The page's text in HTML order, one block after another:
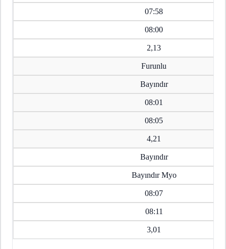
07:58
08:00
2,13
Furunlu
Bayındır
08:01
08:05
4,21
Bayındır
Bayındır Myo
08:07
08:11
3,01